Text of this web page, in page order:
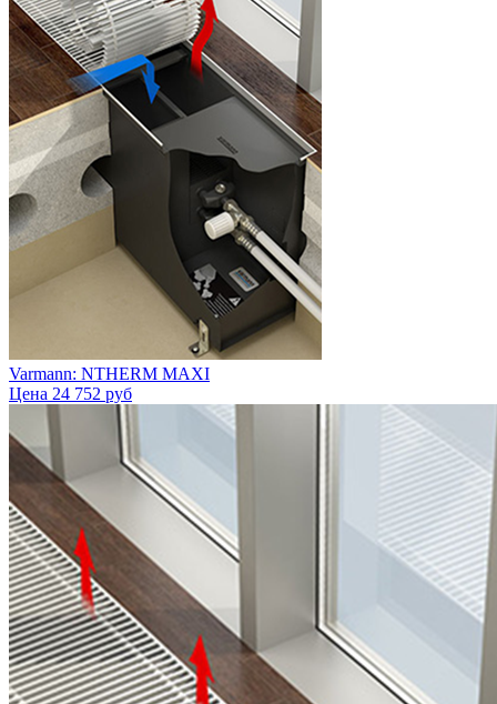
Varmann: NTHERM MAXI
Цена 24 752 руб